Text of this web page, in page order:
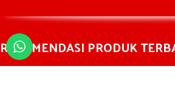
REKOMENDASI PRODUK